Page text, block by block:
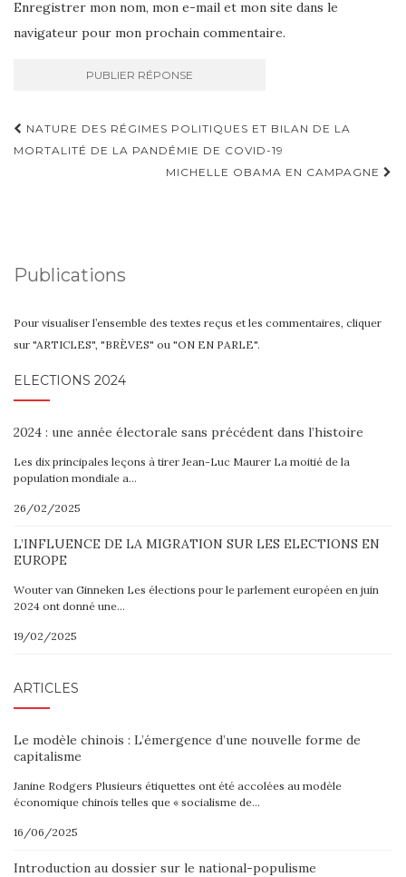
Enregistrer mon nom, mon e-mail et mon site dans le
navigateur pour mon prochain commentaire.
Navigation
d'article
NATURE DES RÉGIMES POLITIQUES ET BILAN DE LA
MORTALITÉ DE LA PANDÉMIE DE COVID-19
MICHELLE OBAMA EN CAMPAGNE
Publications
Pour visualiser l’ensemble des textes reçus et les commentaires, cliquer
sur "ARTICLES", "BRÈVES" ou "ON EN PARLE".
ELECTIONS 2024
2024 : une année électorale sans précédent dans l’histoire
Les dix principales leçons à tirer Jean-Luc Maurer La moitié de la
population mondiale a…
26/02/2025
L’INFLUENCE DE LA MIGRATION SUR LES ELECTIONS EN
EUROPE
Wouter van Ginneken Les élections pour le parlement européen en juin
2024 ont donné une…
19/02/2025
ARTICLES
Le modèle chinois : L’émergence d’une nouvelle forme de
capitalisme
Janine Rodgers Plusieurs étiquettes ont été accolées au modèle
économique chinois telles que « socialisme de…
16/06/2025
Introduction au dossier sur le national-populisme